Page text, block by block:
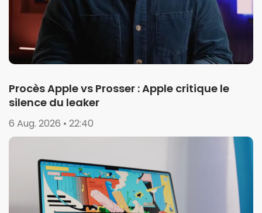
Procès Apple vs Prosser : Apple critique le
silence du leaker
6 Aug. 2026 • 22:40